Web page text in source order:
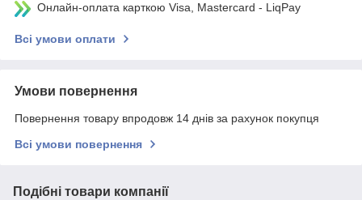
Онлайн-оплата карткою Visa, Mastercard - LiqPay
Всі умови оплати
Умови повернення
Повернення товару впродовж 14 днів за рахунок покупця
Всі умови повернення
Подібні товари компанії